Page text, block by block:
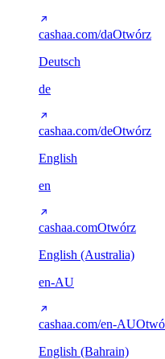
cashaa.com/daOtwórz
Deutsch
de
cashaa.com/deOtwórz
English
en
cashaa.comOtwórz
English (Australia)
en-AU
cashaa.com/en-AU
English (Bahrain)